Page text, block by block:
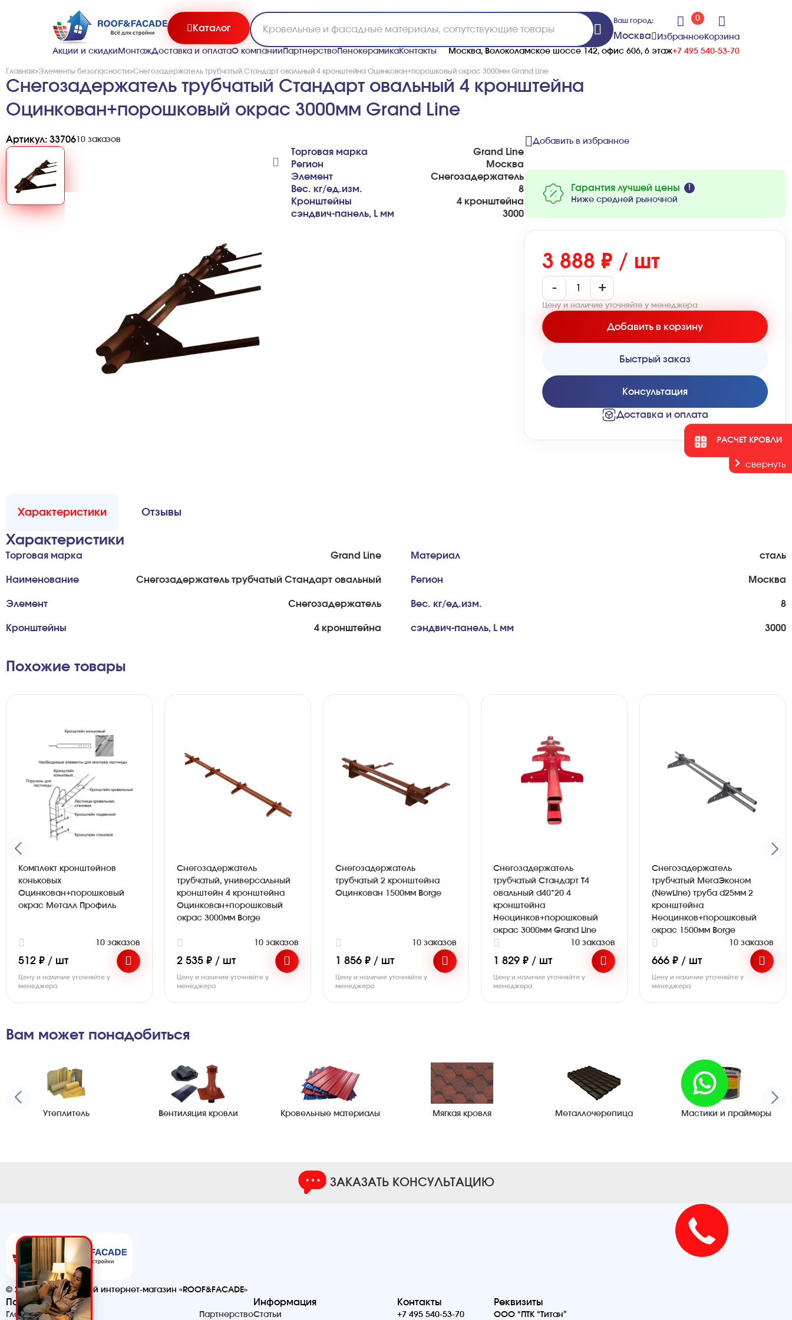
РАСЧЕТ КРОВЛИ
свернуть
Каталог
Ваш город:
Москва
0
ИзбранноеКорзина
Акции и скидки МонтажДоставка и оплатаО компании ПартнерствоПенокерамикаКонтакты Москва, Волоколамское шоссе 142, офис 606, 6 этаж+7 495 540-53-70
Главная>Элементы безопасности>Снегозадержатель трубчатый Стандарт овальный 4 кронштейна Оцинкован+порошковый окрас 3000мм Grand Line
Снегозадержатель трубчатый Стандарт овальный 4 кронштейна
Оцинкован+порошковый окрас 3000мм Grand Line
Артикул: 33706 10 заказов
Торговая марка
Grand Line
Регион
Москва
Элемент
Снегозадержатель
Вес. кг/ед.изм.
8
Кронштейны
4 кронштейна
сэндвич-панель, L мм
3000
Добавить в избранное
Гарантия лучшей цены
Ниже средней рыночной
3 888 ₽ / шт
- +
Цену и наличие уточняйте у менеджера
Добавить в корзину
Быстрый заказ
Консультация
Доставка и оплата
Характеристики Отзывы
Характеристики
Торговая марка Grand Line Материал сталь
Наименование Снегозадержатель трубчатый Стандарт овальный Регион Москва
Элемент Снегозадержатель Вес. кг/ед.изм. 8
Кронштейны 4 кронштейна сэндвич-панель, L мм 3000
Похожие товары
Комплект кронштейнов
коньковых
Оцинкован+порошковый
окрас Металл Профиль
10 заказов
512 ₽ / шт
Цену и наличие уточняйте у
менеджера
Снегозадержатель
трубчатый, универсальный
кронштейн 4 кронштейна
Оцинкован+порошковый
окрас 3000мм Borge
10 заказов
2 535 ₽ / шт
Цену и наличие уточняйте у
менеджера
Снегозадержатель
трубчатый 2 кронштейна
Оцинкован 1500мм Borge
10 заказов
1 856 ₽ / шт
Цену и наличие уточняйте у
менеджера
Снегозадержатель
трубчатый Стандарт Т4
овальный d40*20 4
кронштейна
Неоцинков+порошковый
окрас 3000мм Grand Line
10 заказов
1 829 ₽ / шт
Цену и наличие уточняйте у
менеджера
Снегозадержатель
трубчатый МегаЭконом
(NewLine) труба d25мм 2
кронштейна
Неоцинков+порошковый
окрас 1500мм Borge
10 заказов
666 ₽ / шт
Цену и наличие уточняйте у
менеджера
Вам может понадобиться
Утеплитель Вентиляция кровли Кровельные материалы Мягкая кровля Металлочерепица Мастики и праймеры
ЗАКАЗАТЬ КОНСУЛЬТАЦИЮ
© 2026. Строительный интернет-магазин «ROOF&FACADE»
Помощь
Главная Партнерство
Информация
Статьи
Контакты
+7 495 540-53-70
Реквизиты
ООО “ПТК “Титан”